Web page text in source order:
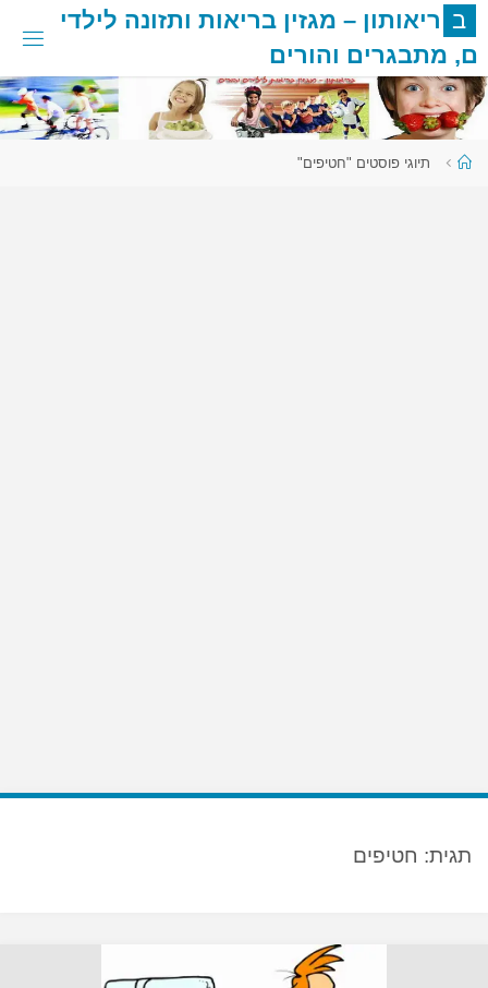
דלגו
לתוכן
ב ריאותון – מגזין בריאות ותזונה לילדי
ם, מתבגרים והורים
עמוד תיוגי פוסטים "חטיפים"
תגית: חטיפים